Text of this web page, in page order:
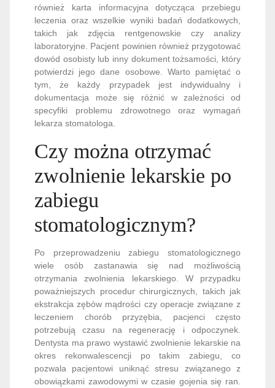
również karta informacyjna dotycząca przebiegu
leczenia oraz wszelkie wyniki badań dodatkowych,
takich jak zdjęcia rentgenowskie czy analizy
laboratoryjne. Pacjent powinien również przygotować
dowód osobisty lub inny dokument tożsamości, który
potwierdzi jego dane osobowe. Warto pamiętać o
tym, że każdy przypadek jest indywidualny i
dokumentacja może się różnić w zależności od
specyfiki problemu zdrowotnego oraz wymagań
lekarza stomatologa.
Czy można otrzymać
zwolnienie lekarskie po
zabiegu
stomatologicznym?
Po przeprowadzeniu zabiegu stomatologicznego
wiele osób zastanawia się nad możliwością
otrzymania zwolnienia lekarskiego. W przypadku
poważniejszych procedur chirurgicznych, takich jak
ekstrakcja zębów mądrości czy operacje związane z
leczeniem chorób przyzębia, pacjenci często
potrzebują czasu na regenerację i odpoczynek.
Dentysta ma prawo wystawić zwolnienie lekarskie na
okres rekonwalescencji po takim zabiegu, co
pozwala pacjentowi uniknąć stresu związanego z
obowiązkami zawodowymi w czasie gojenia się ran.